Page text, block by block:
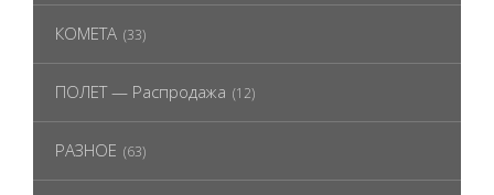
КОМЕТА (33)
ПОЛЕТ — Распродажа (12)
РАЗНОЕ (63)